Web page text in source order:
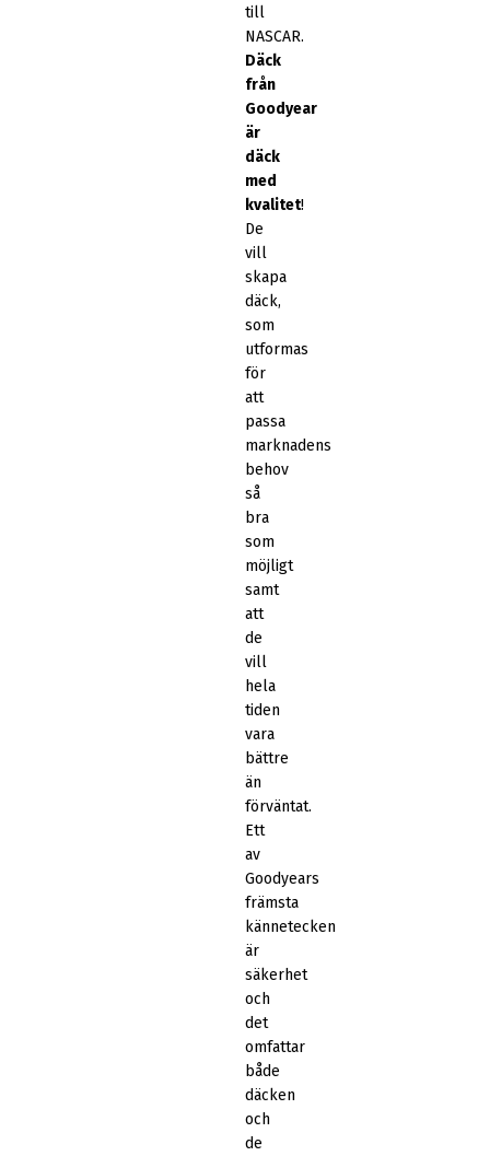
till
NASCAR.
Däck
från
Goodyear
är
däck
med
kvalitet!
De
vill
skapa
däck,
som
utformas
för
att
passa
marknadens
behov
så
bra
som
möjligt
samt
att
de
vill
hela
tiden
vara
bättre
än
förväntat.
Ett
av
Goodyears
främsta
kännetecken
är
säkerhet
och
det
omfattar
både
däcken
och
de